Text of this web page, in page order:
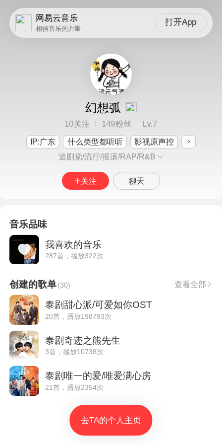
网易云音乐
相信音乐的力量
打开App
幻想弧
10关注 149粉丝 Lv.7
IP:广东 什么类型都听听
影视原声控
追剧党/流行/摇滚/RAP/R&B
关注 聊天
音乐品味
我喜欢的音乐
287首，播放322次
创建的歌单(30) 查看全部
泰剧甜心派/可爱如你OST
20首，播放198793次
泰剧奇迹之熊先生
3首，播放10738次
泰剧唯一的爱/唯爱满心房
21首，播放2354次
去TA的个人主页